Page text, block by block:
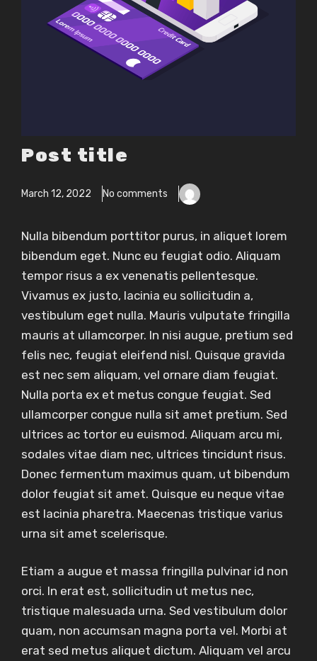
Post title
March 12, 2022 No comments
Nulla bibendum porttitor purus, in aliquet lorem
bibendum eget. Nunc eu feugiat odio. Aliquam
tempor risus a ex venenatis pellentesque.
Vivamus ex justo, lacinia eu sollicitudin a,
vestibulum eget nulla. Mauris vulputate fringilla
mauris at ullamcorper. In nisi augue, pretium sed
felis nec, feugiat eleifend nisl. Quisque gravida
est nec sem aliquam, vel ornare diam feugiat.
Nulla porta ex et metus congue feugiat. Sed
ullamcorper congue nulla sit amet pretium. Sed
ultrices ac tortor eu euismod. Aliquam arcu mi,
sodales vitae diam nec, ultrices tincidunt risus.
Donec fermentum maximus quam, ut bibendum
dolor feugiat sit amet. Quisque eu neque vitae
est lacinia pharetra. Maecenas tristique varius
urna sit amet scelerisque.
Etiam a augue et massa fringilla pulvinar id non
orci. In erat est, sollicitudin ut metus nec,
tristique malesuada urna. Sed vestibulum dolor
quam, non accumsan magna porta vel. Morbi at
erat sed metus aliquet dictum. Aliquam vel arcu